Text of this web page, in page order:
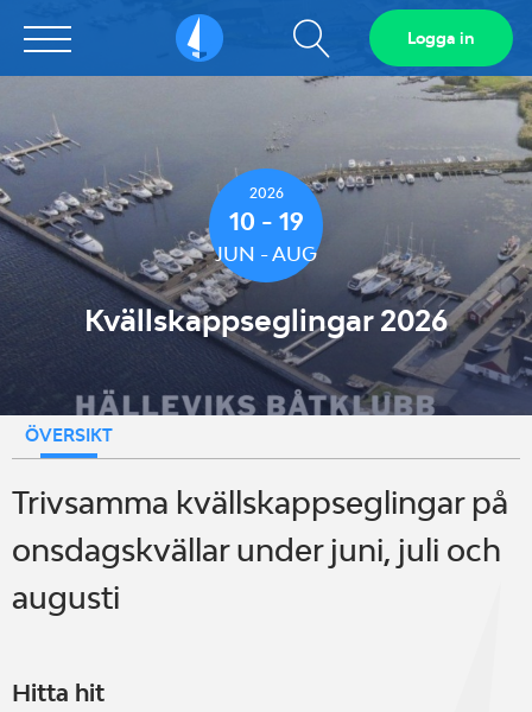
Sailarena Visa
sökfält
Logga in
2026
10 - 19
JUN - AUG
Kvällskappseglingar 2026
ÖVERSIKT
Trivsamma kvällskappseglingar på
onsdagskvällar under juni, juli och
augusti
Hitta hit